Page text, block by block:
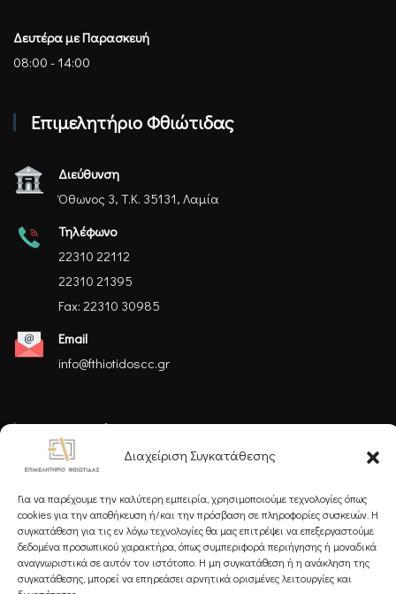
Διαχείριση Συγκατάθεσης
Για να παρέχουμε την καλύτερη εμπειρία, χρησιμοποιούμε τεχνολογίες όπως
cookies για την αποθήκευση ή/και την πρόσβαση σε πληροφορίες συσκευών. Η
συγκατάθεση για τις εν λόγω τεχνολογίες θα μας επιτρέψει να επεξεργαστούμε
δεδομένα προσωπικού χαρακτήρα, όπως συμπεριφορά περιήγησης ή μοναδικά
αναγνωριστικά σε αυτόν τον ιστότοπο. Η μη συγκατάθεση ή η ανάκληση της
συγκατάθεσης, μπορεί να επηρεάσει αρνητικά ορισμένες λειτουργίες και
Δευτέρα με Παρασκευή
08:00 - 14:00
Επιμελητήριο Φθιώτιδας
Διεύθυνση
Όθωνος 3, Τ.Κ. 35131, Λαμία
Τηλέφωνο
22310 22112
22310 21395
Fax: 22310 30985
Email
info@fthiotidoscc.gr
Ακολουθήστε μας
Εγγραφείτε στο Newsletter μας